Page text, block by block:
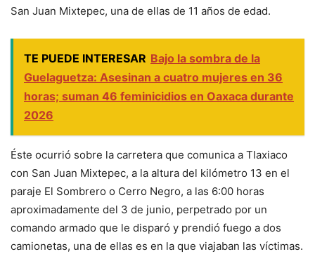
San Juan Mixtepec, una de ellas de 11 años de edad.
TE PUEDE INTERESAR Bajo la sombra de la
Guelaguetza: Asesinan a cuatro mujeres en 36
horas; suman 46 feminicidios en Oaxaca durante
2026
Éste ocurrió sobre la carretera que comunica a Tlaxiaco
con San Juan Mixtepec, a la altura del kilómetro 13 en el
paraje El Sombrero o Cerro Negro, a las 6:00 horas
aproximadamente del 3 de junio, perpetrado por un
comando armado que le disparó y prendió fuego a dos
camionetas, una de ellas es en la que viajaban las víctimas.